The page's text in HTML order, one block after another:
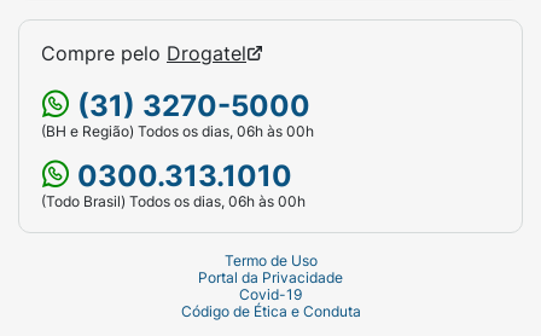
Compre pelo Drogatel
(31) 3270-5000
(BH e Região) Todos os dias, 06h às 00h
0300.313.1010
(Todo Brasil) Todos os dias, 06h às 00h
Termo de Uso
Portal da Privacidade
Covid-19
Código de Ética e Conduta